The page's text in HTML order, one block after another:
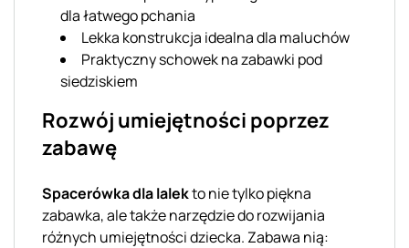
dla łatwego pchania
Lekka konstrukcja idealna dla maluchów
Praktyczny schowek na zabawki pod
siedziskiem
Rozwój umiejętności poprzez
zabawę
Spacerówka dla lalekto nie tylko piękna
zabawka, ale także narzędzie do rozwijania
różnych umiejętności dziecka. Zabawa nią: